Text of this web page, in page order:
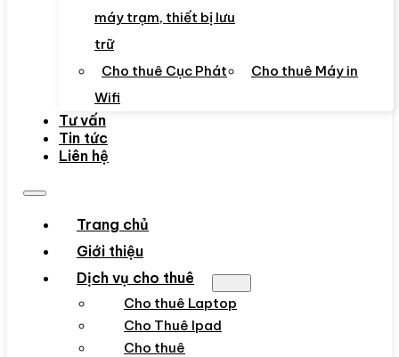
máy trạm, thiết bị lưu
trữ
Cho thuê Cục Phát
Wifi
Cho thuê Máy in
Tư vấn
Tin tức
Liên hệ
Trang chủ
Giới thiệu
Dịch vụ cho thuê
Cho thuê Laptop
Cho Thuê Ipad
Cho thuê